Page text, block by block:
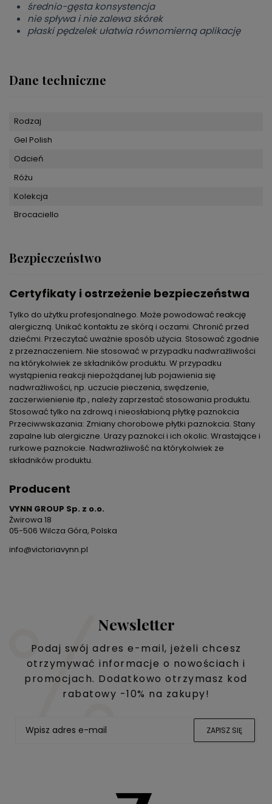
średnio-gęsta konsystencja
nie spływa i nie zalewa skórek
płaski pędzelek ułatwia równomierną aplikację
Dane techniczne
Rodzaj
Gel Polish
Odcień
Różu
Kolekcja
Brocaciello
Bezpieczeństwo
Certyfikaty i ostrzeżenie bezpieczeństwa
Tylko do użytku profesjonalnego. Może powodować reakcję
alergiczną. Unikać kontaktu ze skórą i oczami. Chronić przed
dziećmi. Przeczytać uważnie sposób użycia. Stosować zgodnie
z przeznaczeniem. Nie stosować w przypadku nadwrażliwości
na którykolwiek ze składników produktu. W przypadku
wystąpienia reakcji niepożądanej lub pojawienia się
nadwrażliwości, np. uczucie pieczenia, swędzenie,
zaczerwienienie itp., należy zaprzestać stosowania produktu.
Stosować tylko na zdrową i nieosłabioną płytkę paznokcia
Przeciwwskazania: Zmiany chorobowe płytki paznokcia. Stany
zapalne lub alergiczne. Urazy paznokci i ich okolic. Wrastające i
rurkowe paznokcie. Nadwrażliwość na którykolwiek ze
składników produktu.
Producent
VYNN GROUP Sp. z o.o.
Żwirowa 18
05-506 Wilcza Góra, Polska
info@victoriavynn.pl
Newsletter
Podaj swój adres e-mail, jeżeli chcesz
otrzymywać informacje o nowościach i
promocjach. Dodatkowo otrzymasz kod
rabatowy -10% na zakupy!
ZAPISZ SIĘ